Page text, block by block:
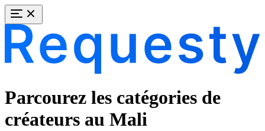
Parcourez les catégories de
créateurs au Mali